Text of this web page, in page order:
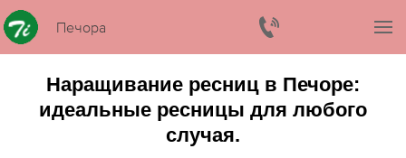
Печора
Наращивание ресниц в Печоре:
идеальные ресницы для любого
случая.